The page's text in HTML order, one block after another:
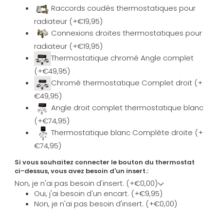
Raccords coudés thermostatiques pour
radiateur (+€19,95)
Connexions droites thermostatiques pour
radiateur (+€19,95)
Thermostatique chromé Angle complet
(+€49,95)
Chromé thermostatique Complet droit (+
€49,95)
Angle droit complet thermostatique blanc
(+€74,95)
Thermostatique blanc Complète droite (+
€74,95)
Si vous souhaitez connecter le bouton du thermostat
ci-dessus, vous avez besoin d'un insert.:
Non, je n'ai pas besoin d'insert. (+€0,00)
Oui, j'ai besoin d'un encart. (+€9,95)
Non, je n'ai pas besoin d'insert. (+€0,00)